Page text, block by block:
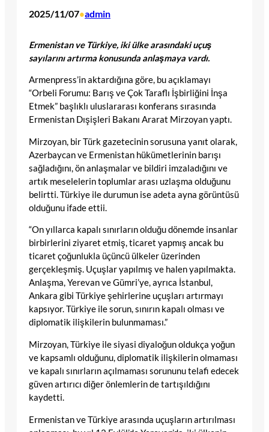
2025/11/07•admin
Ermenistan ve Türkiye, iki ülke arasındaki uçuş
sayılarını artırma konusunda anlaşmaya vardı.
Armenpress’in aktardığına göre, bu açıklamayı
“Orbeli Forumu: Barış ve Çok Taraflı İşbirliğini İnşa
Etmek” başlıklı uluslararası konferans sırasında
Ermenistan Dışişleri Bakanı Ararat Mirzoyan yaptı.
Mirzoyan, bir Türk gazetecinin sorusuna yanıt olarak,
Azerbaycan ve Ermenistan hükümetlerinin barışı
sağladığını, ön anlaşmalar ve bildiri imzaladığını ve
artık meselelerin toplumlar arası uzlaşma olduğunu
belirtti. Türkiye ile durumun ise adeta ayna görüntüsü
olduğunu ifade ettii.
“On yıllarca kapalı sınırların olduğu dönemde insanlar
birbirlerini ziyaret etmiş, ticaret yapmış ancak bu
ticaret çoğunlukla üçüncü ülkeler üzerinden
gerçekleşmiş. Uçuşlar yapılmış ve halen yapılmakta.
Anlaşma, Yerevan ve Gümri’ye, ayrıca İstanbul,
Ankara gibi Türkiye şehirlerine uçuşları artırmayı
kapsıyor. Türkiye ile sorun, sınırın kapalı olması ve
diplomatik ilişkilerin bulunmaması.”
Mirzoyan, Türkiye ile siyasi diyaloğun oldukça yoğun
ve kapsamlı olduğunu, diplomatik ilişkilerin olmaması
ve kapalı sınırların açılmaması sorununu telafi edecek
güven artırıcı diğer önlemlerin de tartışıldığını
kaydetti.
Ermenistan ve Türkiye arasında uçuşların artırılması